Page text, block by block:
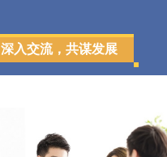
深入交流，共谋发展